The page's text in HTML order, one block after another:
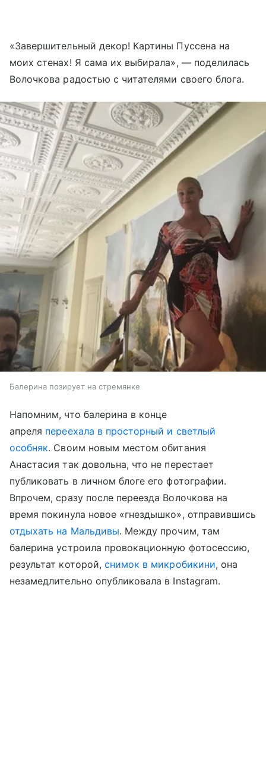
«Завершительный декор! Картины Пуссена на
моих стенах! Я сама их выбирала», — поделилась
Волочкова радостью с читателями своего блога.
Балерина позирует на стремянке
Напомним, что балерина в конце
апреля переехала в просторный и светлый
особняк. Своим новым местом обитания
Анастасия так довольна, что не перестает
публиковать в личном блоге его фотографии.
Впрочем, сразу после переезда Волочкова на
время покинула новое «гнездышко», отправившись
отдыхать на Мальдивы. Между прочим, там
балерина устроила провокационную фотосессию,
результат которой, снимок в микробикини, она
незамедлительно опубликовала в Instagram.